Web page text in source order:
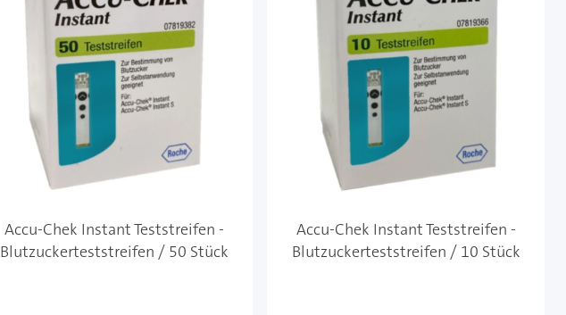
Accu-Chek Instant Teststreifen -
Blutzuckerteststreifen / 50 Stück
Accu-Chek Instant Teststreifen -
Blutzuckerteststreifen / 10 Stück